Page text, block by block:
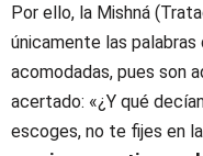
Por ello, la Mishná
únicamente las
acomodadas, pues son
acertado: «¿Y qué
escoges, no te fijes en